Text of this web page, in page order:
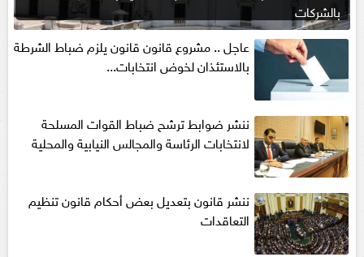
بالشركات
عاجل .. مشروع قانون قانون يلزم ضباط الشرطة
بالاستئذان لخوض انتخابات...
ننشر ضوابط ترشح ضباط القوات المسلحة
لانتخابات الرئاسة والمجالس النيابية والمحلية‎
ننشر قانون بتعديل بعض أحكام قانون تنظيم
التعاقدات